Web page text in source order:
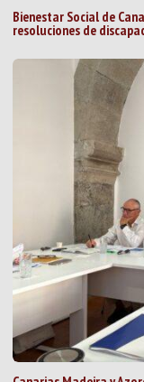
Bienestar Social de
resoluciones de